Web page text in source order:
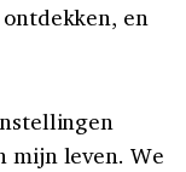
en
mijn leven. We